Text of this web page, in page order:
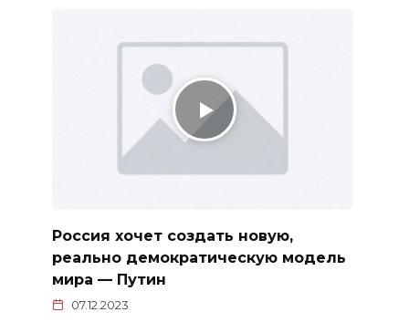
Россия хочет создать новую,
реально демократическую модель
мира — Путин
07.12.2023